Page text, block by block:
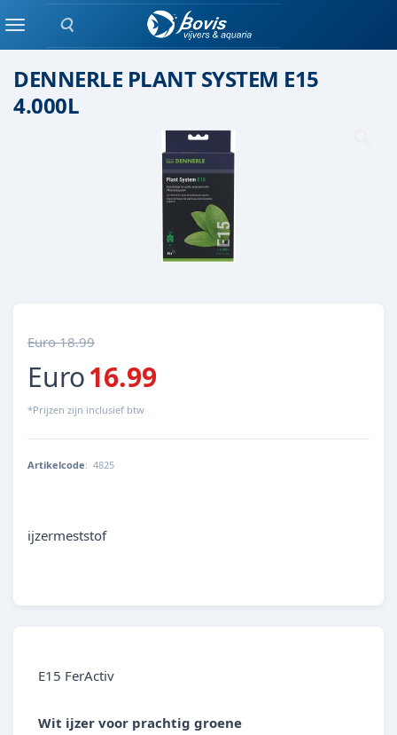
Zoeken
MenuPlant bemesting
DENNERLE PLANT SYSTEM E15
4.000L
Euro 18.99
Euro16.99
*Prijzen zijn inclusief btw
Artikelcode: 4825
ijzermeststof
E15 FerActiv
Wit ijzer voor prachtig groene